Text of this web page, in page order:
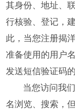
其身份、地址、
行核验、登记，
此，当您注册揭
准备使用的用户
发送短信验证码
当您访问我们
名浏览、搜索，